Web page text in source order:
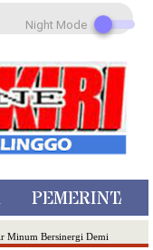
Minum Bersinergi Demi
Night Mode